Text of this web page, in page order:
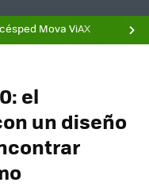
Mova ViAX
el
un diseño